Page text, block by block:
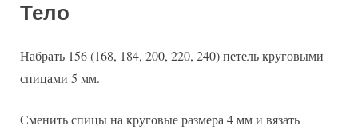
Тело
Набрать 156 (168, 184, 200, 220, 240) петель круговыми
спицами 5 мм.
Сменить спицы на круговые размера 4 мм и вязать